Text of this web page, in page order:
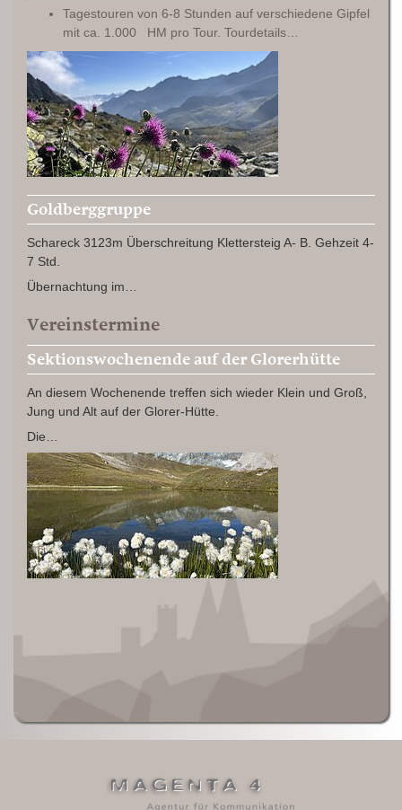
Tagestouren von 6-8 Stunden auf verschiedene Gipfel
mit ca. 1.000 HM pro Tour. Tourdetails…
Goldberggruppe
Schareck 3123m Überschreitung Klettersteig A- B. Gehzeit 4-
7 Std.
Übernachtung im…
Vereinstermine
Sektionswochenende auf der Glorerhütte
An diesem Wochenende treffen sich wieder Klein und Groß,
Jung und Alt auf der Glorer-Hütte.
Die…